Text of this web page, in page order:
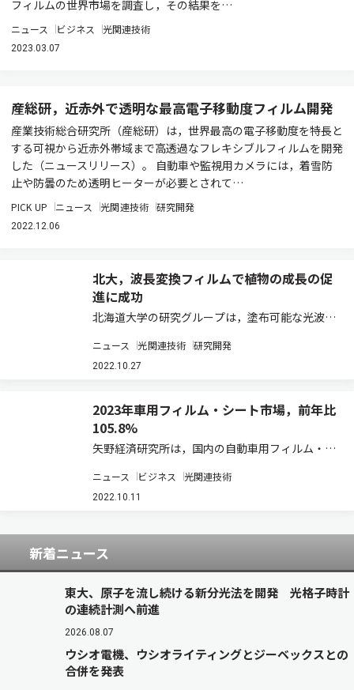
フィルムの世界市場を調査し，その結果を…
ニュース ビジネス 光関連技術
2023.03.07
産総研，近赤外で透明な最高電子移動度フィルム開発
産業技術総合研究所（産総研）は，世界最高の電子移動度を特長と
する可視から近赤外帯域まで高透過なフレキシブルフィルムを開発
した（ニュースリリース）。 自動車や監視用カメラには，着雪防
止や防曇のため透明ヒーターが必要とされて…
PICK UP ニュース 光関連技術 研究開発
2022.12.06
北大，波長変換フィルムで植物の成長の促
進に成功
北海道大学の研究グループは，塗布可能な光波長
長促進効果を実証することに世界で初めて成功し
た（ニュースリリース）。 植物の成長の鍵となる
ニュース 光関連技術 研究開発
2022.10.27
2023年車用フィルム・シート市場，前年比
105.8%
矢野経済研究所は，国内の自動車用フィルム・シ
向，参入企業動向，将来展望を明らかにした（ニ
ュースリリース）。 それによると，2021年の自
ニュース ビジネス 光関連技術
2022.10.11
新着ニュース
東大、原子を流し続ける新分光法を開発 光格子時計
の連続計測へ前進
2026.08.07
ウシオ電機、ウシオライティングとジーベックスとの
合併を発表